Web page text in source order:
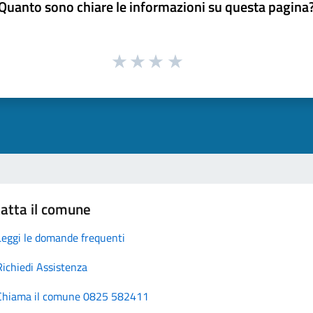
sono chiare le informazioni su questa
il comune
le domande frequenti
Assistenza
il comune 0825 582411